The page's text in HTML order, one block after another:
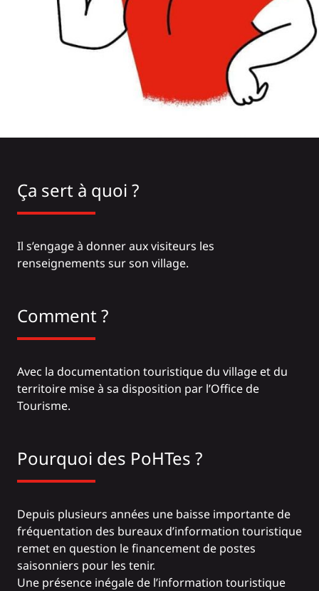
Ça sert à quoi ?
Il s’engage à donner aux visiteurs les
renseignements sur son village.
Comment ?
Avec la documentation touristique du village et du
territoire mise à sa disposition par l’Office de
Tourisme.
Pourquoi des PoHTes ?
Depuis plusieurs années une baisse importante de
fréquentation des bureaux d’information touristique
remet en question le financement de postes
saisonniers pour les tenir.
Une présence inégale de l’information touristique